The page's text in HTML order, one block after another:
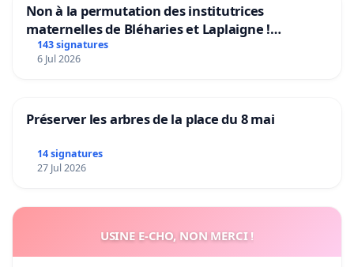
Non à la permutation des institutrices
maternelles de Bléharies et Laplaigne !
Préservons la stabilité de nos enfants.
143 signatures
6 Jul 2026
Préserver les arbres de la place du 8 mai
14 signatures
27 Jul 2026
USINE E-CHO, NON MERCI !